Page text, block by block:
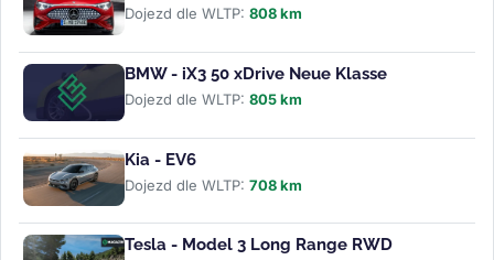
Dojezd dle WLTP: 808 km
BMW - iX3 50 xDrive Neue Klasse
Dojezd dle WLTP: 805 km
Kia - EV6
Dojezd dle WLTP: 708 km
Tesla - Model 3 Long Range RWD